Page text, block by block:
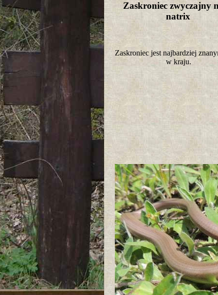
Zaskroniec zwyczajny
natrix
Zaskroniec jest najbardziej
w kraju.